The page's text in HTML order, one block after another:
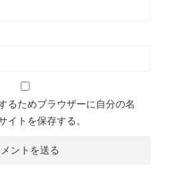
るためブラウザーに自分の名
イトを保存する。